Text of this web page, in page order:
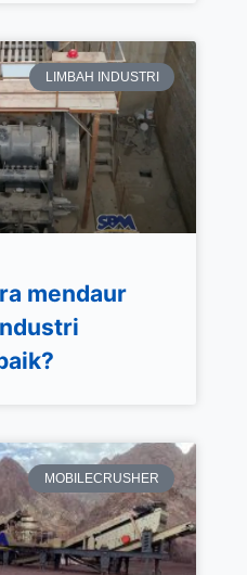
LIMBAH INDUSTRI
mendaur
MOBILECRUSHER